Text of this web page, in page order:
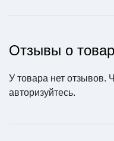
oShift правый (арт. SL-
RS35-7R)
Отзывы о
У товара нет отзывов.
авторизуйтесь.